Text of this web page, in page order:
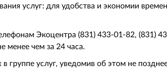
услуг: для удобства и экономии
Экоцентра (831) 433-01-82, (831)
менее чем за 24 часа.
группе услуг, уведомив об этом не